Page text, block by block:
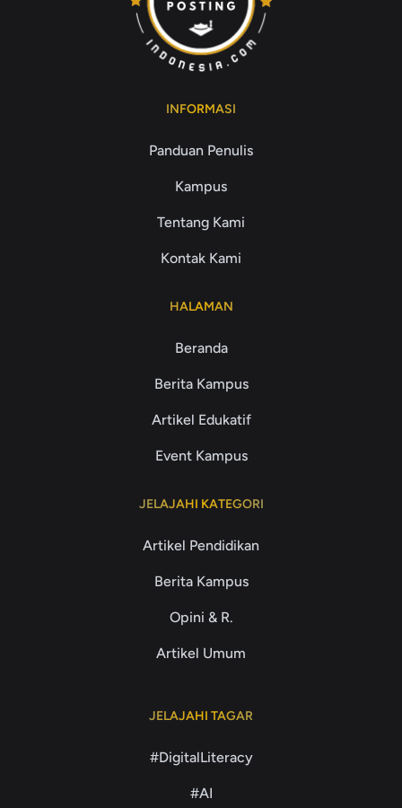
INFORMASI
Panduan Penulis
Kampus
Tentang Kami
Kontak Kami
HALAMAN
Beranda
Berita Kampus
Artikel Edukatif
Event Kampus
JELAJAHI KATEGORI
Artikel Pendidikan
Berita Kampus
Opini & R.
Artikel Umum
JELAJAHI TAGAR
#DigitalLiteracy
#AI